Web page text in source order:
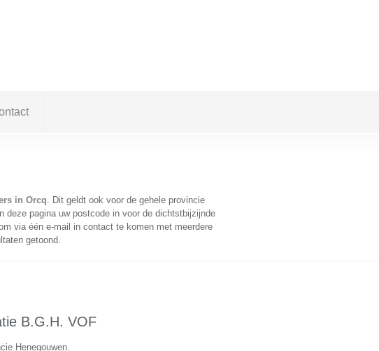
in Orcq. Dit geldt ook voor de gehele provincie
deze pagina uw postcode in voor de dichtstbijzijnde
via één e-mail in contact te komen met meerdere
getoond.
B.G.H. VOF
Henegouwen.